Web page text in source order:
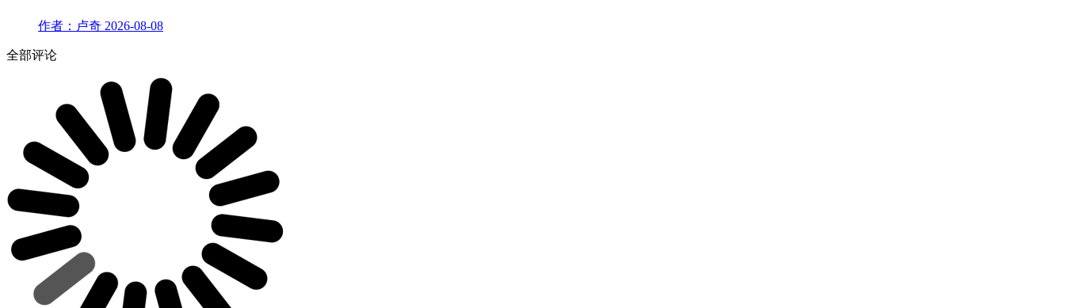
作者：卢奇 2026-08-08
全部评论